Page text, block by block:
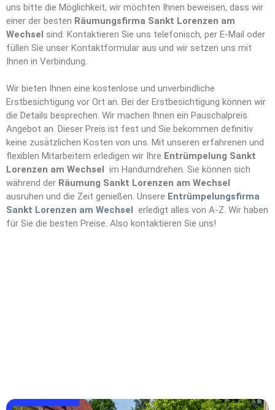
uns bitte die Möglichkeit, wir möchten Ihnen beweisen, dass wir
einer der besten Räumungsfirma Sankt Lorenzen am
Wechsel sind. Kontaktieren Sie uns telefonisch, per E-Mail oder
füllen Sie unser Kontaktformular aus und wir setzen uns mit
Ihnen in Verbindung.
Wir bieten Ihnen eine kostenlose und unverbindliche
Erstbesichtigung vor Ort an. Bei der Erstbesichtigung können wir
die Details besprechen. Wir machen Ihnen ein Pauschalpreis
Angebot an. Dieser Preis ist fest und Sie bekommen definitiv
keine zusätzlichen Kosten von uns. Mit unseren erfahrenen und
flexiblen Mitarbeitern erledigen wir Ihre Entrümpelung Sankt
Lorenzen am Wechsel im Handumdrehen. Sie können sich
während der Räumung Sankt Lorenzen am Wechsel
ausruhen und die Zeit genießen. Unsere Entrümpelungsfirma
Sankt Lorenzen am Wechsel erledigt alles von A-Z. Wir haben
für Sie die besten Preise. Also kontaktieren Sie uns!